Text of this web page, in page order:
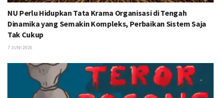
NU Perlu Hidupkan Tata Krama Organisasi di Tengah
Dinamika yang Semakin Kompleks, Perbaikan Sistem Saja
Tak Cukup
7 JUNI 2026